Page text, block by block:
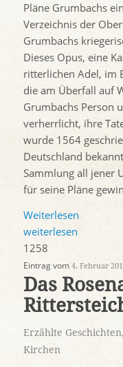
Pläne Grumbachs
Verzeichnis der
Grumbachs
Dieses Opus, eine
ritterlichen Adel, im
die am Überfall auf
Grumbachs Person
verherrlicht, ihre
wurde 1564
Deutschland
Sammlung all jener
für seine Pläne
Weiterlesen
weiterlesen
1258
Eintrag vom 4. Februar
Das
Erzählte Geschichten,
Kirchen